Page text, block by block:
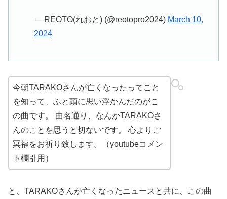
— REOTO(れおと) (@reotopro2024) March 10,
2024
今朝TARAKOさんが亡くなったってこと
を知って、ふと頭に思い浮かんだのがこ
の曲です。 曲名通り、なんかTARAKOさ
んのことを思うと切ないです。 心よりご
冥福をお祈り致します。（youtubeコメン
ト欄引用）
と、TARAKOさんが亡くなったニュースと共に、この曲